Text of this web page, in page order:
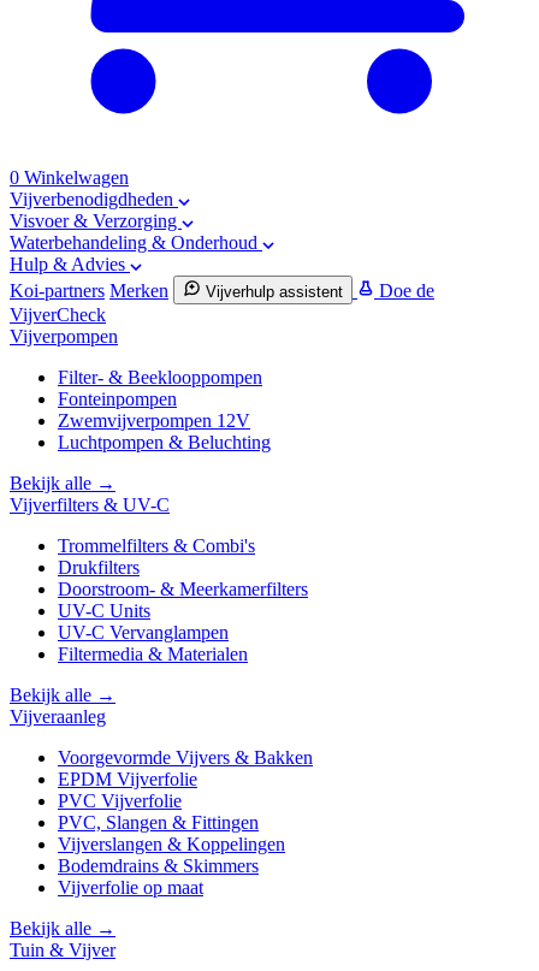
0 Winkelwagen
Vijverbenodigdheden
Visvoer & Verzorging
Waterbehandeling & Onderhoud
Hulp & Advies
Koi-partners Merken Vijverhulp assistent
Doe de
VijverCheck
Vijverpompen
Filter- & Beeklooppompen
Fonteinpompen
Zwemvijverpompen 12V
Luchtpompen & Beluchting
Bekijk alle →
Vijverfilters & UV-C
Trommelfilters & Combi's
Drukfilters
Doorstroom- & Meerkamerfilters
UV-C Units
UV-C Vervanglampen
Filtermedia & Materialen
Bekijk alle →
Vijveraanleg
Voorgevormde Vijvers & Bakken
EPDM Vijverfolie
PVC Vijverfolie
PVC, Slangen & Fittingen
Vijverslangen & Koppelingen
Bodemdrains & Skimmers
Vijverfolie op maat
Bekijk alle →
Tuin & Vijver